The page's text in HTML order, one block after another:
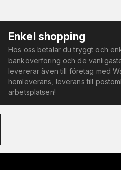
Enkel shopping
Hos oss betalar du tryggt och
banköverföring och de
levererar även till företag med
hemleverans, leverans till
arbetsplatsen!